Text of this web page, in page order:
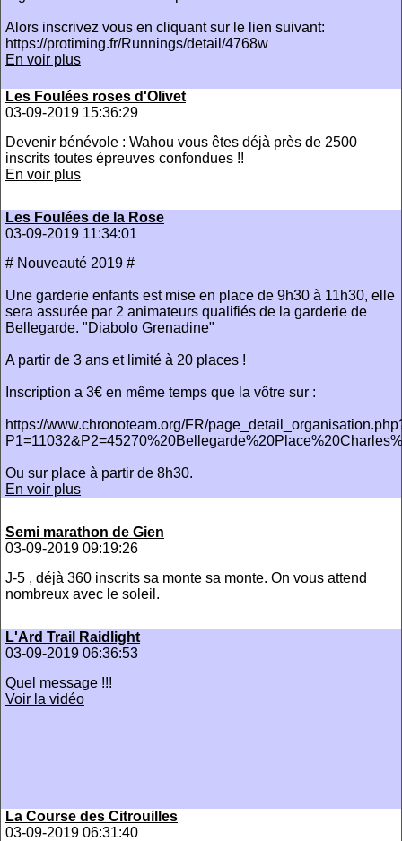
Alors inscrivez vous en cliquant sur le lien suivant:
https://protiming.fr/Runnings/detail/4768w
En voir plus
Les Foulées roses d'Olivet
03-09-2019 15:36:29
Devenir bénévole : Wahou vous êtes déjà près de 2500
inscrits toutes épreuves confondues !!
En voir plus
Les Foulées de la Rose
03-09-2019 11:34:01
# Nouveauté 2019 #
Une garderie enfants est mise en place de 9h30 à 11h30, elle
sera assurée par 2 animateurs qualifiés de la garderie de
Bellegarde. "Diabolo Grenadine"
A partir de 3 ans et limité à 20 places !
Inscription a 3€ en même temps que la vôtre sur :
https://www.chronoteam.org/FR/
Ou sur place à partir de 8h30.
En voir plus
Semi marathon de Gien
03-09-2019 09:19:26
J-5 , déjà 360 inscrits sa monte sa monte. On vous attend
nombreux avec le soleil.
L'Ard Trail Raidlight
03-09-2019 06:36:53
Quel message !!!
Voir la vidéo
La Course des Citrouilles
03-09-2019 06:31:40